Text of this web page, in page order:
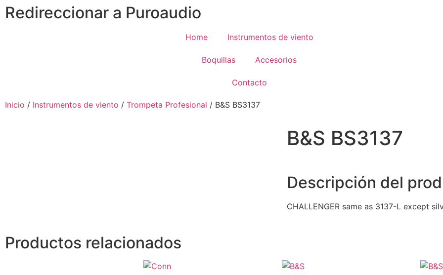
Redireccionar a Puroaudio
Home Instrumentos de viento
Boquillas Accesorios
Contacto
Inicio / Instrumentos de viento / Trompeta Profesional / B&S BS3137
B&S BS3137
Descripción del
CHALLENGER same as 3137-L except
Productos relacionados